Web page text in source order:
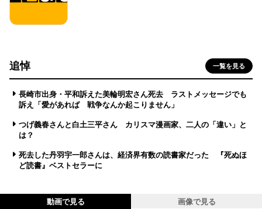
追悼 一覧を見る
長崎市出身・平和訴えた美輪明宏さん死去 ラストメッセージでも
訴え「愛があれば 戦争なんか起こりません」
つげ義春さんと白土三平さん カリスマ漫画家、二人の「違い」と
は？
死去した丹羽宇一郎さんは、経済界有数の読書家だった 『死ぬほ
ど読書』ベストセラーに
動画で見る 画像で見る